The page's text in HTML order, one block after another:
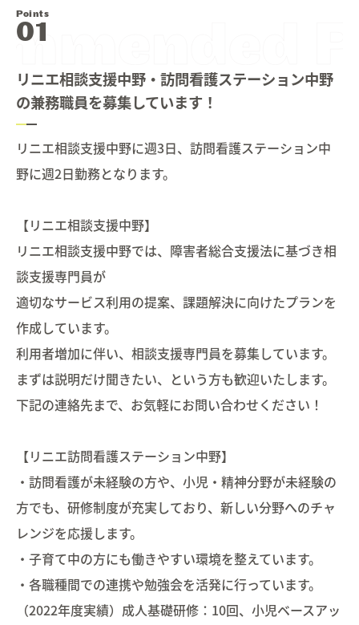
Points
リニエ相談支援中野・訪問看護ステーション中野
の兼務職員を募集しています！
リニエ相談支援中野に週3日、訪問看護ステーション中
野に週2日勤務となります。
【リニエ相談支援中野】
リニエ相談支援中野では、障害者総合支援法に基づき相
談支援専門員が
適切なサービス利用の提案、課題解決に向けたプランを
作成しています。
利用者増加に伴い、相談支援専門員を募集しています。
まずは説明だけ聞きたい、という方も歓迎いたします。
下記の連絡先まで、お気軽にお問い合わせください！
【リニエ訪問看護ステーション中野】
・訪問看護が未経験の方や、小児・精神分野が未経験の
方でも、研修制度が充実しており、新しい分野へのチャ
レンジを応援します。
・子育て中の方にも働きやすい環境を整えています。
・各職種間での連携や勉強会を活発に行っています。
（2022年度実績）成人基礎研修：10回、小児ベースアッ